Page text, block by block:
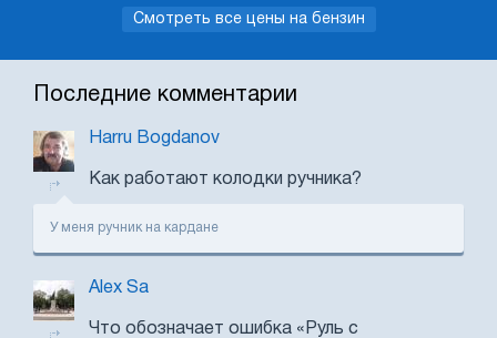
Смотреть все цены на бензин
Последние комментарии
Harru Bogdanov
Как работают колодки ручника?
У меня ручник на кардане
Alex Sa
Что обозначает ошибка «Руль с